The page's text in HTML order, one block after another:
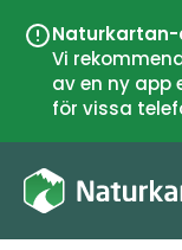
Vi
av en ny
för vissa